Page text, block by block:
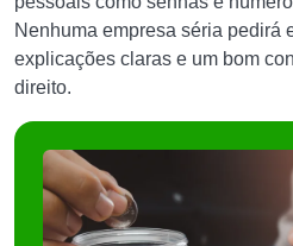
Nenhuma empresa séria pedirá
explicações claras e um bom
direito.